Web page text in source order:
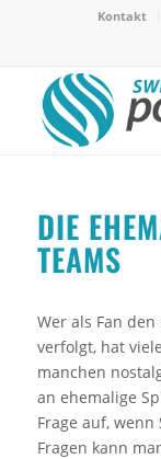
Kontakt
DIE
TEAMS
Wer als Fan
verfolgt, hat
manchen
an ehemalige
Frage auf, wenn
Fragen kann